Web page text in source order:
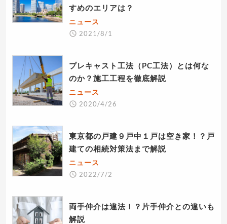
すめのエリアは？
ニュース
2021/8/1
プレキャスト工法（PC工法）とは何な
のか？施工工程を徹底解説
ニュース
2020/4/26
東京都の戸建９戸中１戸は空き家！？戸
建ての相続対策法まで解説
ニュース
2022/7/2
両手仲介は違法！？片手仲介との違いも
解説